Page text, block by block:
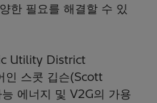
한 필요를 해결할 수 있
Utility District
인 스콧 깁슨(Scott
에너지 및 V2G의 가용